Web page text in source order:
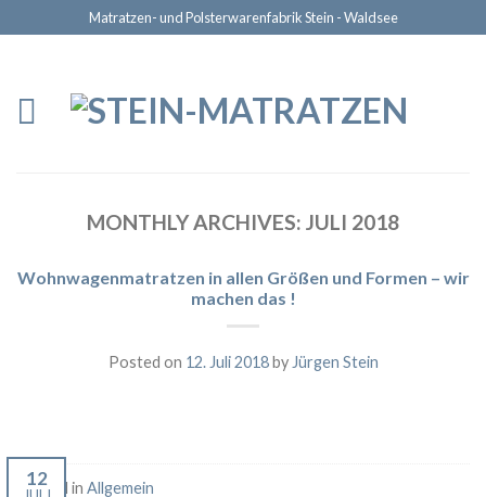
Matratzen- und Polsterwarenfabrik Stein - Waldsee
MONTHLY ARCHIVES: JULI 2018
Wohnwagenmatratzen in allen Größen und Formen – wir
machen das !
Posted on 12. Juli 2018by Jürgen Stein
12
Posted in Allgemein